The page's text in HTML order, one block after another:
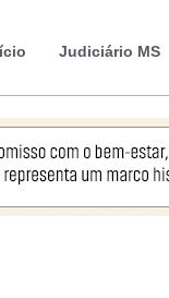
Judiciário MS